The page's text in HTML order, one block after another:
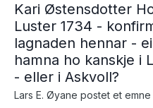
Kari Østensdotter
Luster 1734 -
lagnaden hennar -
hamna ho kanskje i
- eller i Askvoll?
Lars E. Øyane postet et emne